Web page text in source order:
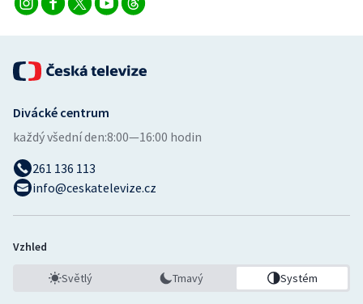
Divácké centrum
každý všední den:8:00—16:00 hodin
261 136 113
info@ceskatelevize.cz
Vzhled
Světlý Tmavý Systém